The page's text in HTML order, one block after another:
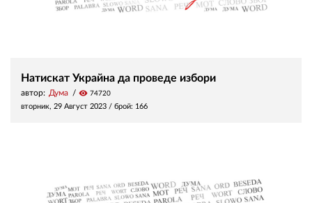
Натискат Украйна да проведе избори
автор: Дума visibility 74720
вторник, 29 Август 2023 / брой: 166